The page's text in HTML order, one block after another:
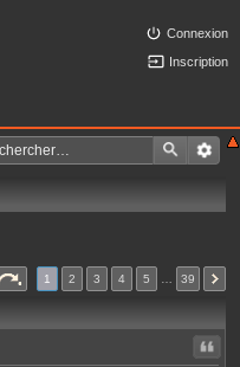
Connexion
Inscription
1 2 3 4 5 39
Citer